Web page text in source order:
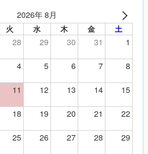
2026年 8月
火 水 木 金 土
28 29 30 31
1
4 5 6 7 8
11 12 13 14
15
18 19 20 21
22
25 26 27 28
29